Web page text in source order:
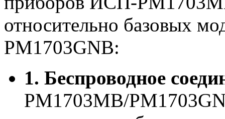
относительно базовых
PM1703GNB:
1. Беспроводное
РМ1703МВ/